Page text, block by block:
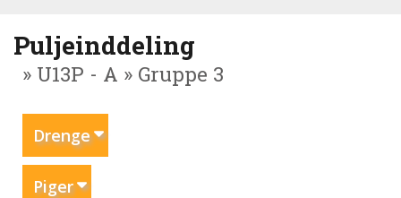
Puljeinddeling
» U13P - A » Gruppe 3
Drenge
Piger